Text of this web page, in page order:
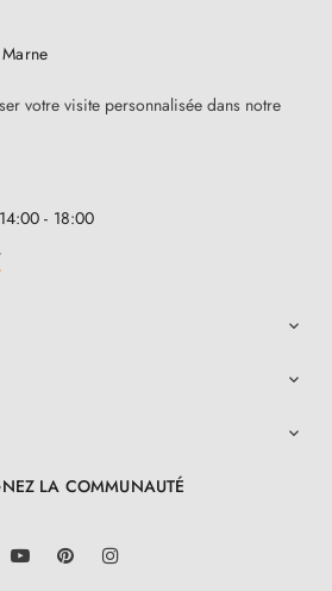
votre visite personnalisée dans notre
- 18:00



LA COMMUNAUTÉ
FacebookYouTube Pinterest